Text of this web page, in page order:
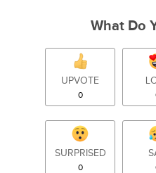
What Do
UPVOTE
0
SURPRISED
0